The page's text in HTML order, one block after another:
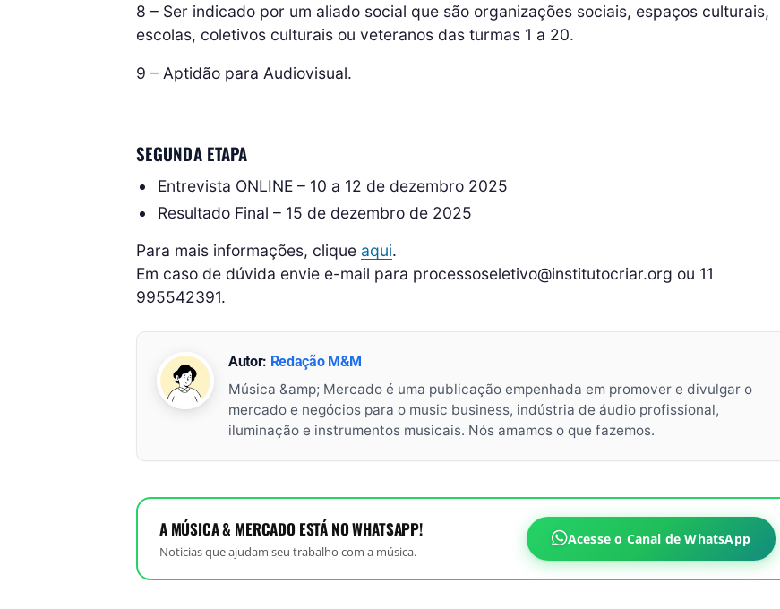
8 – Ser indicado por um aliado social que são organizações sociais, espaços culturais,
escolas, coletivos culturais ou veteranos das turmas 1 a 20.
9 – Aptidão para Audiovisual.
SEGUNDA ETAPA
Entrevista ONLINE – 10 a 12 de dezembro 2025
Resultado Final – 15 de dezembro de 2025
Para mais informações, clique aqui.
Em caso de dúvida envie e-mail para processoseletivo@institutocriar.org ou 11
995542391.
Autor: Redação M&M
Música &amp; Mercado é uma publicação empenhada em promover e divulgar o
mercado e negócios para o music business, indústria de áudio profissional,
iluminação e instrumentos musicais. Nós amamos o que fazemos.
A MÚSICA & MERCADO ESTÁ NO WHATSAPP!
Noticias que ajudam seu trabalho com a música.
Acesse o Canal de WhatsApp